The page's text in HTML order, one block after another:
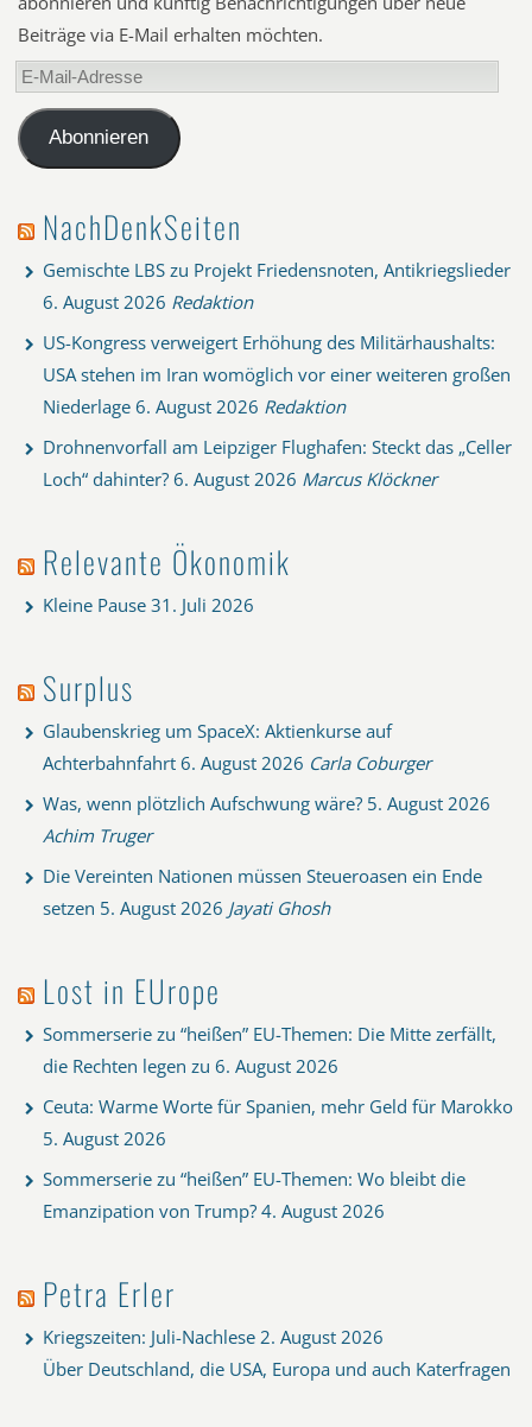
Beiträge via E-Mail erhalten möchten.
E-
Mail-
AdresseAbonnieren
NachDenkSeiten
Gemischte LBS zu Projekt Friedensnoten, Antikriegslieder
6. August 2026 Redaktion
US-Kongress verweigert Erhöhung des Militärhaushalts:
USA stehen im Iran womöglich vor einer weiteren großen
Niederlage 6. August 2026 Redaktion
Drohnenvorfall am Leipziger Flughafen: Steckt das „Celler
Loch“ dahinter? 6. August 2026 Marcus Klöckner
Relevante Ökonomik
Kleine Pause 31. Juli 2026
Surplus
Glaubenskrieg um SpaceX: Aktienkurse auf
Achterbahnfahrt 6. August 2026 Carla Coburger
Was, wenn plötzlich Aufschwung wäre? 5. August 2026
Achim Truger
Die Vereinten Nationen müssen Steueroasen ein Ende
setzen 5. August 2026 Jayati Ghosh
Lost in EUrope
Sommerserie zu “heißen” EU-Themen: Die Mitte zerfällt,
die Rechten legen zu 6. August 2026
Ceuta: Warme Worte für Spanien, mehr Geld für Marokko
5. August 2026
Sommerserie zu “heißen” EU-Themen: Wo bleibt die
Emanzipation von Trump? 4. August 2026
Petra Erler
Kriegszeiten: Juli-Nachlese 2. August 2026
Über Deutschland, die USA, Europa und auch Katerfragen